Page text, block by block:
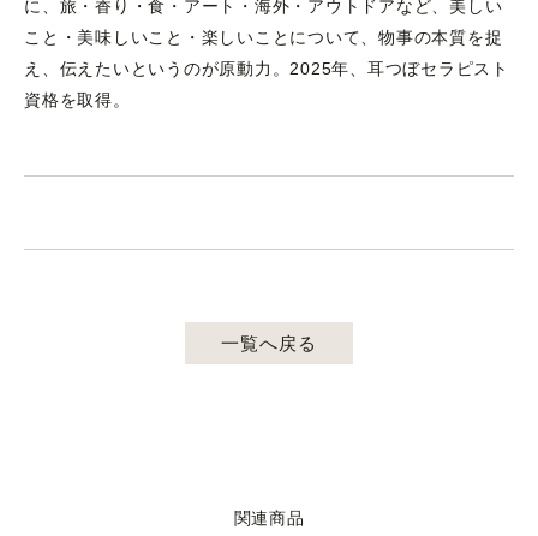
に、旅・香り・食・アート・海外・アウトドアなど、美しい
こと・美味しいこと・楽しいことについて、物事の本質を捉
え、伝えたいというのが原動力。2025年、耳つぼセラピスト
資格を取得。
一覧へ戻る
関連商品